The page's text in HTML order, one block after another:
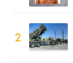
2